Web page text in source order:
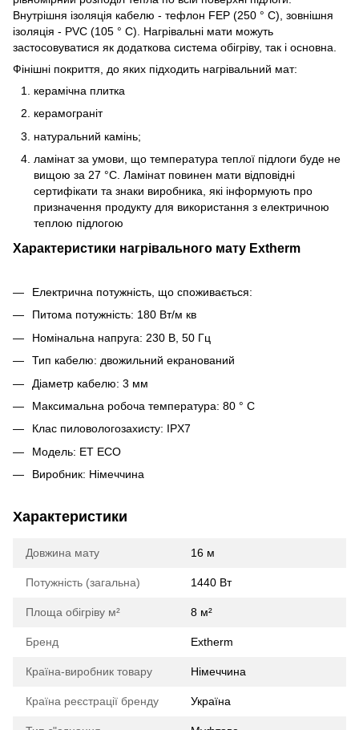
Внутрішня ізоляція кабелю - тефлон FEP (250 ° C), зовнішня
ізоляція - PVC (105 ° C). Нагрівальні мати можуть
застосовуватися як додаткова система обігріву, так і основна.
Фінішні покриття, до яких підходить нагрівальний мат:
керамічна плитка
керамограніт
натуральний камінь;
ламінат за умови, що температура теплої підлоги буде не
вищою за 27 °C. Ламінат повинен мати відповідні
сертифікати та знаки виробника, які інформують про
призначення продукту для використання з електричною
теплою підлогою
Характеристики нагрівального мату Extherm
Електрична потужність, що споживається:
Питома потужність: 180 Вт/м кв
Номінальна напруга: 230 В, 50 Гц
Тип кабелю: двожильний екранований
Діаметр кабелю: 3 мм
Максимальна робоча температура: 80 ° С
Клас пиловологозахисту: IPX7
Модель: ET ECO
Виробник: Німеччина
Характеристики
Довжина мату 16 м
Потужність (загальна) 1440 Вт
Площа обігріву м² 8 м²
Бренд Extherm
Країна-виробник товару Німеччина
Країна реєстрації бренду Україна